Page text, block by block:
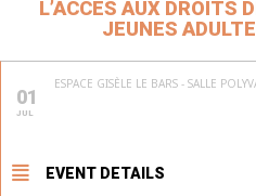
L’ACCÈS AUX DROITS
JEUNES
01
JUL
ESPACE GISÈLE LE BARS - SALLE
EVENT DETAILS